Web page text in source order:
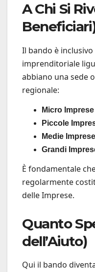
A Chi Si
Il bando è
imprenditoriale
abbiano una sede
regionale:
Micro Imprese
Piccole
Medie
Grandi
È fondamentale
regolarmente
delle Imprese.
Quanto
dell’Aiuto)
Qui il bando